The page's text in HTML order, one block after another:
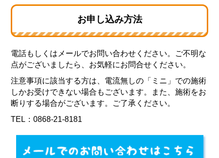
お申し込み方法
電話もしくはメールでお問い合わせください。ご不明な
点がございましたら、お気軽にお問合せください。
注意事項に該当する方は、電流無しの「ミニ」での施術
しかお受けできない場合もございます。また、施術をお
断りする場合がございます。ご了承ください。
TEL：0868‐21‐8181